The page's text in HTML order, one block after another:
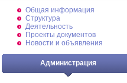
Общая информация
Структура
Деятельность
Проекты документов
Новости и объявления
Администрация